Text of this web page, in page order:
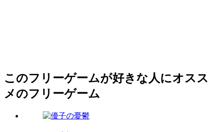
このフリーゲームが好きな人にオスス
メのフリーゲーム